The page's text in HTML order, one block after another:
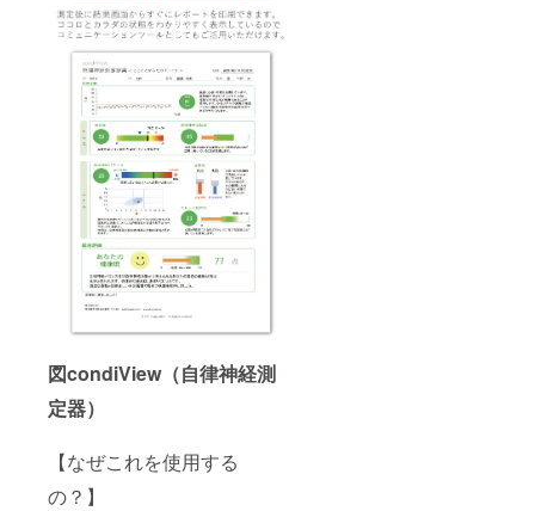
図condiView（自律神経測
定器）
【なぜこれを使用する
の？】